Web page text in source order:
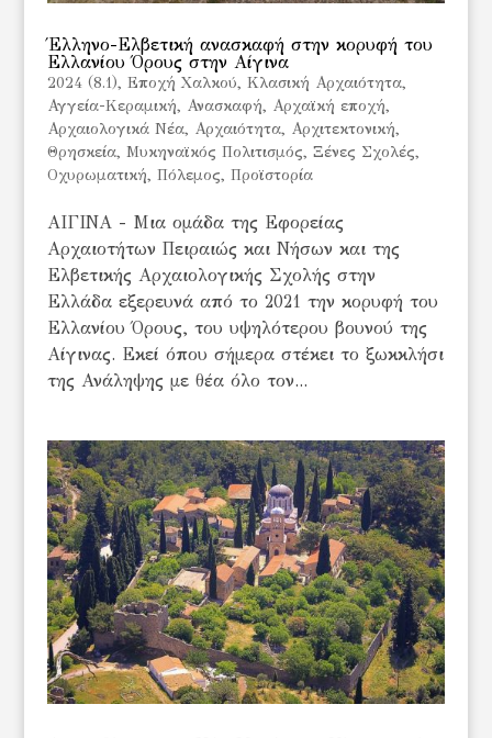
Έλληνο-Ελβετική ανασκαφή στην κορυφή του
Ελλανίου Όρους στην Αίγινα
2024 (8.1), Eποχή Χαλκού, Kλασική Αρχαιότητα,
Αγγεία-Κεραμική, Ανασκαφή, Αρχαϊκή εποχή,
Αρχαιολογικά Νέα, Αρχαιότητα, Αρχιτεκτονική,
Θρησκεία, Μυκηναϊκός Πολιτισμός, Ξένες Σχολές,
Οχυρωματική, Πόλεμος, Προϊστορία
ΑΙΓΙΝΑ - Μια ομάδα της Εφορείας
Αρχαιοτήτων Πειραιώς και Νήσων και της
Ελβετικής Αρχαιολογικής Σχολής στην
Ελλάδα εξερευνά από το 2021 την κορυφή του
Ελλανίου Όρους, του υψηλότερου βουνού της
Αίγινας. Εκεί όπου σήμερα στέκει το ξωκκλήσι
της Ανάληψης με θέα όλο τον...